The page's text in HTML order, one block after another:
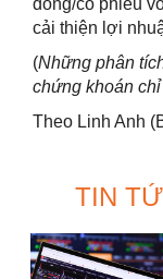
cải thiện lợi
(Những phân
chứng khoán
Theo Linh Anh
TIN